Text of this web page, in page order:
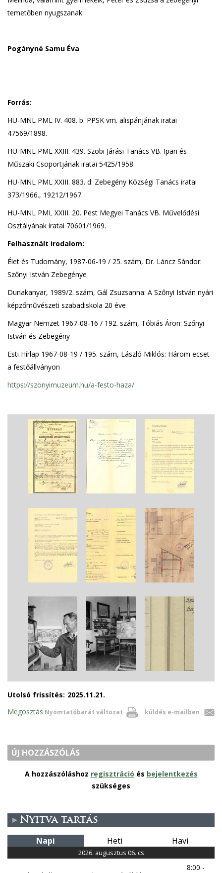
temetőben nyugszanak.
Pogányné Samu Éva
Forrás:
HU-MNL PML IV. 408. b. PPSK vm. alispánjának iratai
47569/1898.
HU-MNL PML XXIII. 439. Szobi Járási Tanács VB. Ipari és
Műszaki Csoportjának iratai 5425/1958.
HU-MNL PML XXIII. 883. d. Zebegény Községi Tanács iratai
373/1966., 19212/1967.
HU-MNL PML XXIII. 20. Pest Megyei Tanács VB. Művelődési
Osztályának iratai 70601/1969.
Felhasznált irodalom:
Élet és Tudomány, 1987-06-19 / 25. szám, Dr. Láncz Sándor:
Szőnyi István Zebegénye
Dunakanyar, 1989/2. szám, Gál Zsuzsanna: A Szőnyi István nyári
képzőművészeti szabadiskola 20 éve
Magyar Nemzet 1967-08-16 / 192. szám, Tóbiás Áron: Szőnyi
István és Zebegény
Esti Hírlap 1967-08-19 / 195. szám, László Miklós: Három ecset
a festőállványon
https://szonyimuzeum.hu/a-festo-haza/
Utolsó frissítés: 2025.11.21.
Nyomtatóbarát változat küldés e-mailben
Megosztás
ÚJ HOZZÁSZÓLÁS
A hozzászóláshoz regisztráció és bejelentkezés
szükséges
Nyitva tartás
Napi Heti Havi
2026. augusztus 06. cs
8:00 -